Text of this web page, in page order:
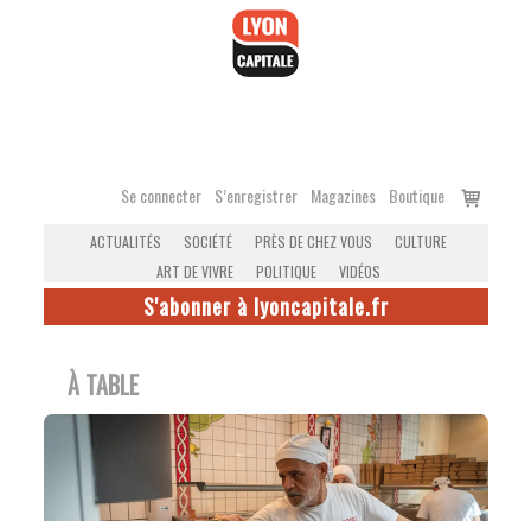
Se connecter S’enregistrer Magazines Boutique
Voir
ACTUALITÉS SOCIÉTÉ PRÈS DE CHEZ VOUS
CULTURE
ART DE VIVRE
POLITIQUE VIDÉOS
S'abonner à lyoncapitale.fr
À TABLE